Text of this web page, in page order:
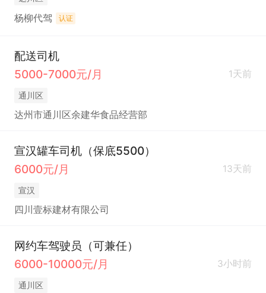
杨柳代驾 认证
配送司机
5000-7000元/月
1天前
通川区
达州市通川区余建华食品经营部
宣汉罐车司机（保底5500）
6000元/月
13天前
宣汉
四川壹标建材有限公司
网约车驾驶员（可兼任）
6000-10000元/月
3小时前
通川区